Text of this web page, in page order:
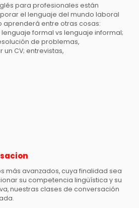
para profesionales están
el lenguaje del mundo laboral
aprenderá entre otras cosas:
formal vs lenguaje informal;
de problemas,
CV; entrevistas,
más avanzados, cuya finalidad sea
su competencia lingüística y su
nuestras clases de conversación